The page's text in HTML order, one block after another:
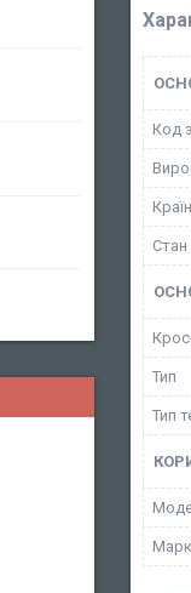
Код
Стан
Тип
Тип